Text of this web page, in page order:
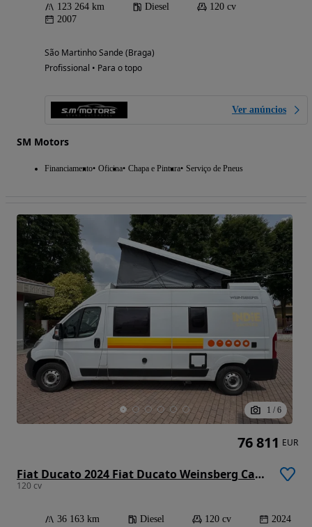
123 264 km Diesel
120 cv
2007
São Martinho Sande (Braga)
Profissional • Para o topo
Ver anúncios
SM Motors
Financiamento Oficina Chapa e Pintura Serviço de Pneus
1 / 6
Fiat Ducato 2024 Fiat Ducato Weinsberg Carabus | Manual | Techo Elevable
120 cv
36 163 km Diesel 120 cv 2024
76 811 EUR